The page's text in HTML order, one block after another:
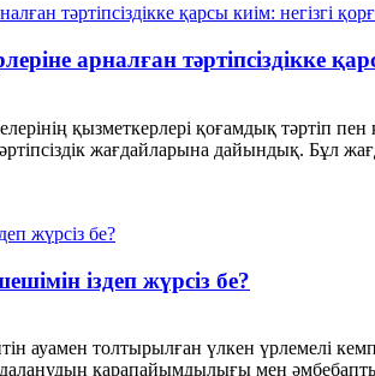
арналған тәртіпсіздікке
қызметкерлері қоғамдық тәртіп
жағдайларына дайындық.
іздеп жүрсіз бе?
ауамен толтырылған үлкен үрлемелі
қарапайымдылығы мен